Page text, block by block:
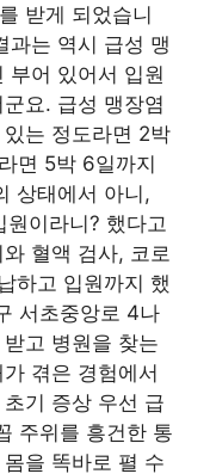
받게 되었습니
과는 역시 급성 맹
부어 있어서 입원
요. 급성 맹장염
는 정도라면 2박
면 5박 6일까지
상태에서 아니,
원이라니? 했다고
혈액 검사, 코로
하고 입원까지 했
서초중앙로 4나
고 병원을 찾는
겪은 경험에서
기 증상 우선 급
주위를 흥건한 통
을 똑바로 펼 수